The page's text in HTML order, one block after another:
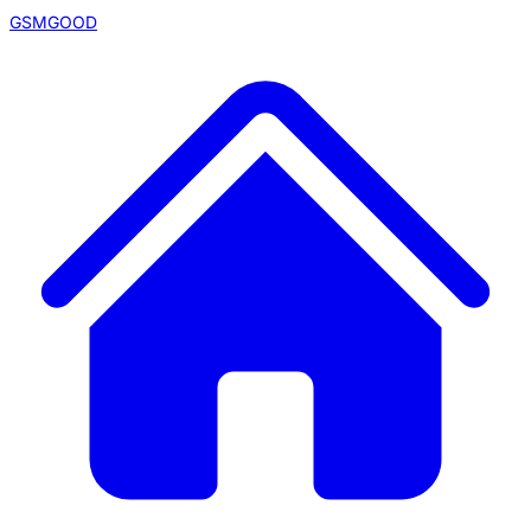
GSMGOOD